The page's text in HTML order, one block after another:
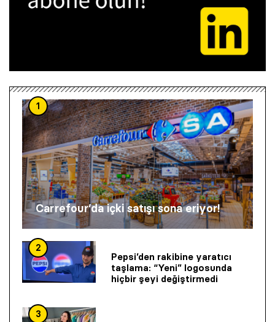
1
Carrefour’da içki satışı sona eriyor!
2
Pepsi’den rakibine yaratıcı
taşlama: “Yeni” logosunda
hiçbir şeyi değiştirmedi
3